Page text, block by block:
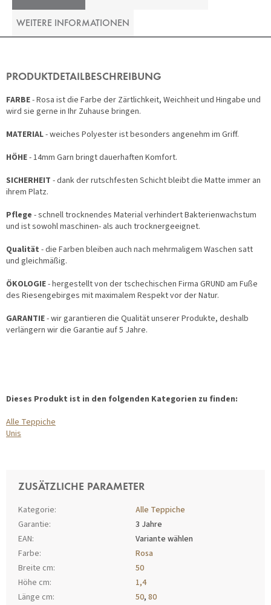
WEITERE INFORMATIONEN
PRODUKTDETAILBESCHREIBUNG
FARBE- Rosa ist die Farbe der Zärtlichkeit, Weichheit und Hingabe und
wird sie gerne in Ihr Zuhause bringen.
MATERIAL- weiches Polyester ist besonders angenehm im Griff.
HÖHE- 14mm Garn bringt dauerhaften Komfort.
SICHERHEIT - dank der rutschfesten Schicht bleibt die Matte immer an
ihrem Platz.
Pflege - schnell trocknendes Material verhindert Bakterienwachstum
und ist sowohl maschinen- als auch trocknergeeignet.
Qualität - die Farben bleiben auch nach mehrmaligem Waschen satt
und gleichmäßig.
ÖKOLOGIE- hergestellt von der tschechischen Firma GRUND am Fuße
des Riesengebirges mit maximalem Respekt vor der Natur.
GARANTIE- wir garantieren die Qualität unserer Produkte, deshalb
verlängern wir die Garantie auf 5 Jahre.
Dieses Produkt ist in den folgenden Kategorien zu finden:
Alle Teppiche
Unis
ZUSÄTZLICHE PARAMETER
Kategorie:
Alle Teppiche
Garantie:
3 Jahre
EAN:
Variante wählen
Farbe:
Rosa
Breite cm:
50
Höhe cm:
1,4
Länge cm: 50, 80